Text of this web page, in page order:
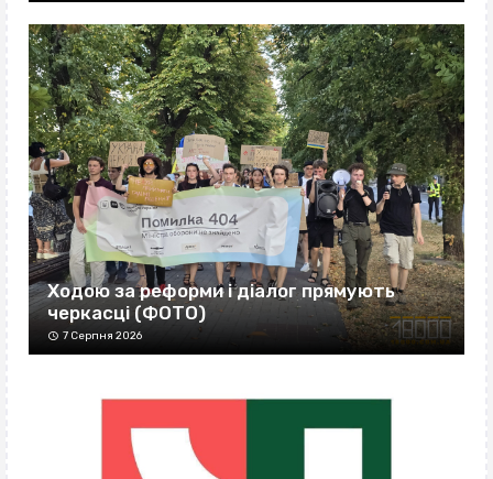
Ходою за реформи і діалог прямують
черкасці (ФОТО)
7 Серпня 2026